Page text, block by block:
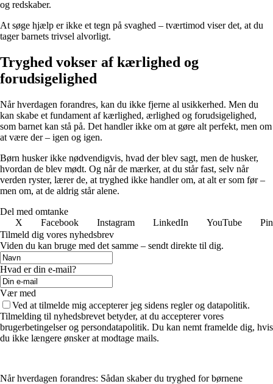
og redskaber.
At søge hjælp er ikke et tegn på svaghed – tværtimod viser det, at du
tager barnets trivsel alvorligt.
Tryghed vokser af kærlighed og
forudsigelighed
Når hverdagen forandres, kan du ikke fjerne al usikkerhed. Men du
kan skabe et fundament af kærlighed, ærlighed og forudsigelighed,
som barnet kan stå på. Det handler ikke om at gøre alt perfekt, men om
at være der – igen og igen.
Børn husker ikke nødvendigvis, hvad der blev sagt, men de husker,
hvordan de blev mødt. Og når de mærker, at du står fast, selv når
verden ryster, lærer de, at tryghed ikke handler om, at alt er som før –
men om, at de aldrig står alene.
Del med omtanke
X
Facebook Instagram LinkedIn YouTube
Tilmeld dig vores nyhedsbrev
Viden du kan bruge med det samme – sendt direkte til dig.
Hvad er din e-mail?
Vær med
Ved at tilmelde mig accepterer jeg sidens regler og datapolitik.
Tilmelding til nyhedsbrevet betyder, at du accepterer vores
brugerbetingelser og persondatapolitik. Du kan nemt framelde dig, hvis
du ikke længere ønsker at modtage mails.
Når hverdagen forandres: Sådan skaber du tryghed for børnene